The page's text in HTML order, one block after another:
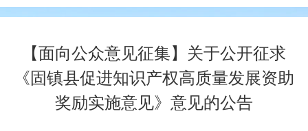
【面向公众意见征集】关于公开征求
《固镇县促进知识产权高质量发展资助
奖励实施意见》意见的公告